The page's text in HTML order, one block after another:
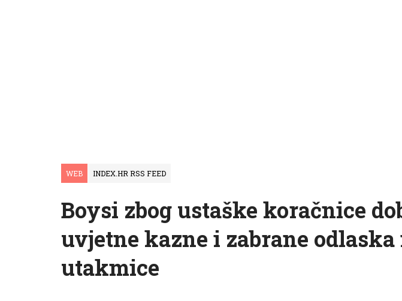
WEB INDEX.HR RSS FEED
Boysi zbog ustaške koračnice
uvjetne kazne i zabrane odlaska
utakmice